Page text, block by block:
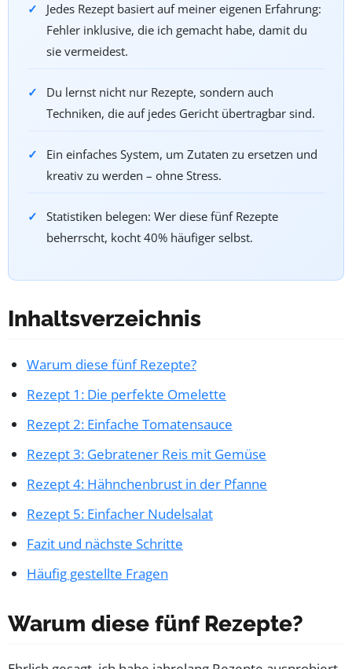
Jedes Rezept basiert auf meiner eigenen Erfahrung:
Fehler inklusive, die ich gemacht habe, damit du
sie vermeidest.
Du lernst nicht nur Rezepte, sondern auch
Techniken, die auf jedes Gericht übertragbar sind.
Ein einfaches System, um Zutaten zu ersetzen und
kreativ zu werden – ohne Stress.
Statistiken belegen: Wer diese fünf Rezepte
beherrscht, kocht 40% häufiger selbst.
Inhaltsverzeichnis
Warum diese fünf Rezepte?
Rezept 1: Die perfekte Omelette
Rezept 2: Einfache Tomatensauce
Rezept 3: Gebratener Reis mit Gemüse
Rezept 4: Hähnchenbrust in der Pfanne
Rezept 5: Einfacher Nudelsalat
Fazit und nächste Schritte
Häufig gestellte Fragen
Warum diese fünf Rezepte?